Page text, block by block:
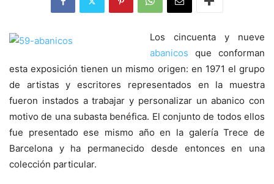
Los cincuenta y nueve
abanicos que conforman
esta exposición tienen un mismo origen: en 1971 el grupo
de artistas y escritores representados en la muestra
fueron instados a trabajar y personalizar un abanico con
motivo de una subasta benéfica. El conjunto de todos ellos
fue presentado ese mismo año en la galería Trece de
Barcelona y ha permanecido desde entonces en una
colección particular.